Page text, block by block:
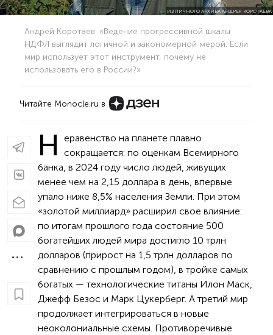
ИЗ ЛИЧНОГО АРХИВА АНДРЕЯ КОРОТАЕВА
Андрей Коротаев: «Ведение прогрессивной шкалы
НДФЛ выглядит логичной и закономерной мерой. Если
мир использует этот инструмент, почему не
использовать его в России?»
Читайте Monocle.ru в
Н
еравенство на планете плавно
сокращается: по оценкам Всемирного
банка, в 2024 году число людей, живущих
менее чем на 2,15 доллара в день, впервые
упало ниже 8,5% населения Земли. При этом
«золотой миллиард» расширил свое влияние:
по итогам прошлого года состояние 500
богатейших людей мира достигло 10 трлн
долларов (прирост на 1,5 трлн долларов по
сравнению с прошлым годом), в тройке самых
богатых — технологические титаны Илон Маск,
Джефф Безос и Марк Цукерберг. А третий мир
продолжает интегрироваться в новые
неоколониальные схемы. Противоречивые